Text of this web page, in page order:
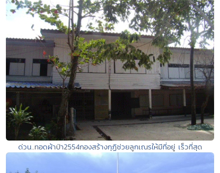
ด่วน..ทอดผ้าป่า2554กองสร้างกุฏิช่วยลูกเณรให้มีที่อยู่ เร็วที่สุด